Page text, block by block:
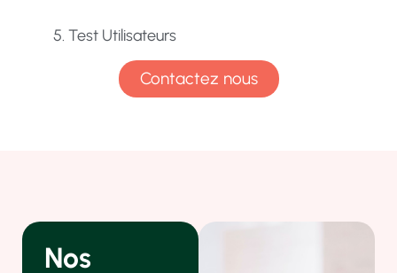
5. Test Utilisateurs
Contactez nous
Nos